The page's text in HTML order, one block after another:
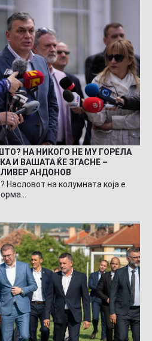
НА НИКОГО НЕ МУ ГОРЕЛА
И ВАШАТА ЌЕ ЗГАСНЕ –
АНДОНОВ
на колумната која е